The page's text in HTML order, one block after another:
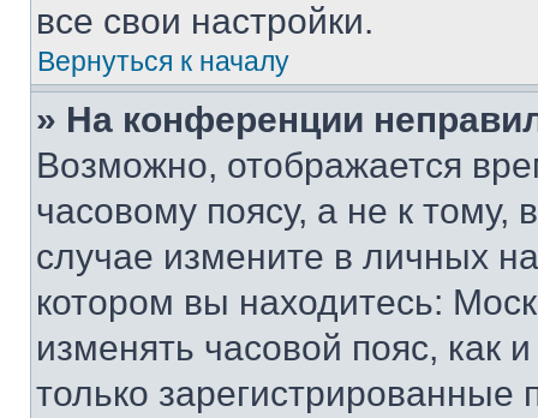
все свои настройки.
Вернуться к началу
» На конференции
Возможно, отображается
часовому поясу, а не к тому,
случае измените в личных
котором вы находитесь:
изменять часовой пояс, как
только